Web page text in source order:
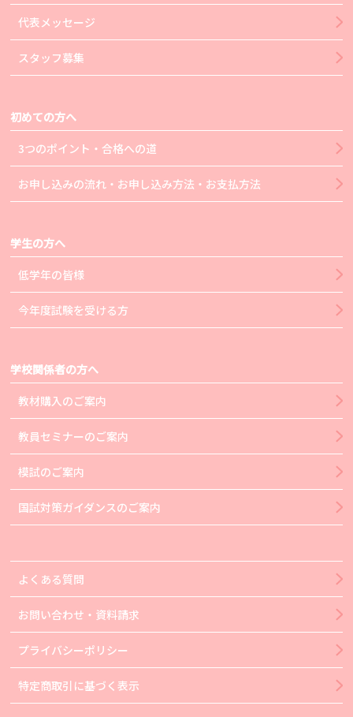
代表メッセージ
スタッフ募集
初めての方へ
3つのポイント・合格への道
お申し込みの流れ・お申し込み方法・お支払方法
学生の方へ
低学年の皆様
今年度試験を受ける方
学校関係者の方へ
教材購入のご案内
教員セミナーのご案内
模試のご案内
国試対策ガイダンスのご案内
よくある質問
お問い合わせ・資料請求
プライバシーポリシー
特定商取引に基づく表示